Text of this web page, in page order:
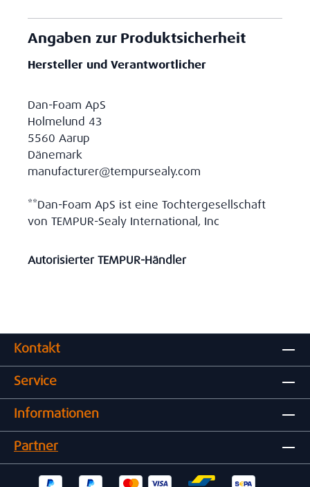
Angaben zur Produktsicherheit
Hersteller und Verantwortlicher
Dan-Foam ApS
Holmelund 43
5560 Aarup
Dänemark
manufacturer@tempursealy.com
**Dan-Foam ApS ist eine Tochtergesellschaft
von TEMPUR-Sealy International, Inc
Autorisierter TEMPUR-Händler
Kontakt
Service
Informationen
Partner